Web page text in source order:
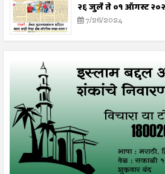
२६ जुलै ते ०१ ऑगस्ट
7/26/2024